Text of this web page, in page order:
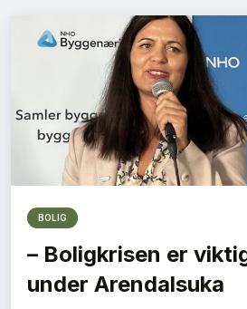
Eiendom
Tips redaksjonen
Annonsering
BOLIG
– Boligkrisen er
under Arendalsuka